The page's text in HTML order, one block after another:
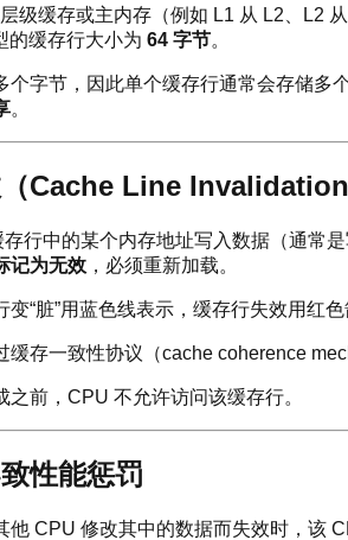
级缓存或主内存（例如 L1 从 L2、L2
的缓存行大小为 64 字节。
个字节，因此单个缓存行通常会存储多
。
Cache Line Invalidation
行中的某个内存地址写入数据（通常
记为无效 ，必须重新加载。
“脏”用蓝色线表示，缓存行失效用红色
缓存一致性协议（cache coherence
之前，CPU 不允许访问该缓存行。
性能惩罚
他 CPU 修改其中的数据而失效时，该